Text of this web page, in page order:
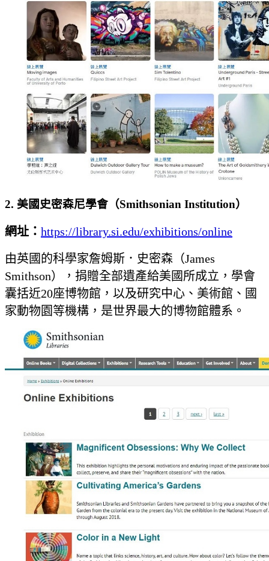
2. 美國史密森尼學會（Smithsonian Institution）
網址： https://library.si.edu/exhibitions/online
由英國的科學家詹姆斯．史密森（James
Smithson），捐贈全部遺產給美國所成立，學會
囊括近20座博物館，以及研究中心、美術館、國
家動物園等機構，是世界最大的博物館體系。